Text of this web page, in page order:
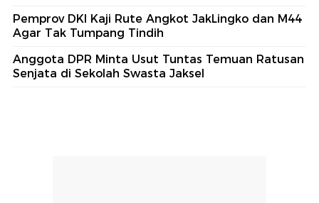
Pemprov DKI Kaji Rute Angkot JakLingko dan M44
Agar Tak Tumpang Tindih
Anggota DPR Minta Usut Tuntas Temuan Ratusan
Senjata di Sekolah Swasta Jaksel